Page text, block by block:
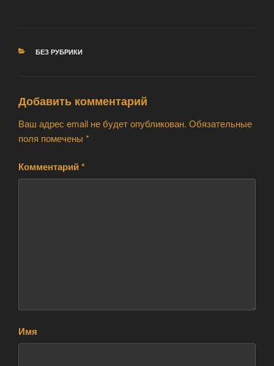
РУБРИКИ
БЕЗ РУБРИКИ
Добавить комментарий
Ваш адрес email не будет опубликован. Обязательные
поля помечены *
Комментарий*
Имя